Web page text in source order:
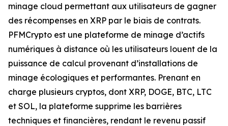
minage cloud permettant aux utilisateurs de gagner
des récompenses en XRP par le biais de contrats.
PFMCrypto est une plateforme de minage d’actifs
numériques à distance où les utilisateurs louent de la
puissance de calcul provenant d’installations de
minage écologiques et performantes. Prenant en
charge plusieurs cryptos, dont XRP, DOGE, BTC, LTC
et SOL, la plateforme supprime les barrières
techniques et financières, rendant le revenu passif